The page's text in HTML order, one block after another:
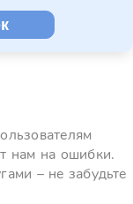
нам на ошибки.
– не забудьте